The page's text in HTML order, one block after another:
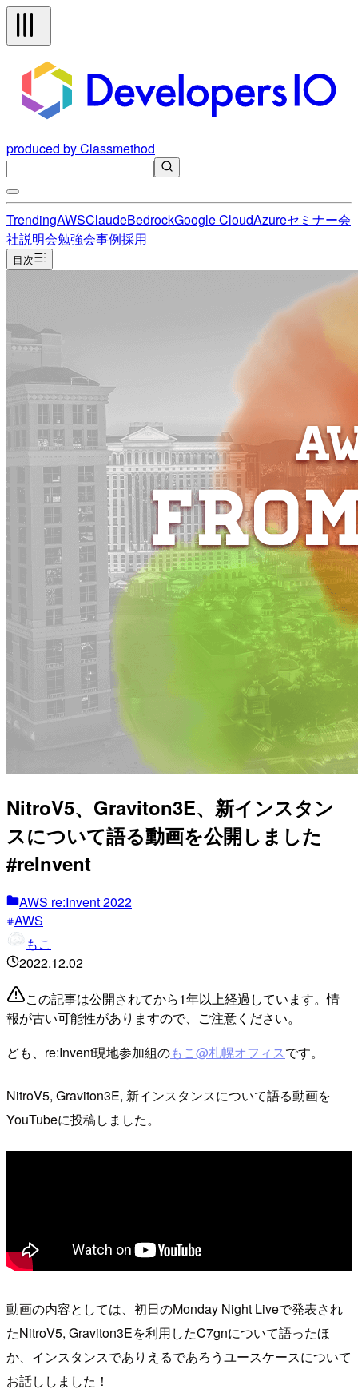
produced by Classmethod
TrendingAWSClaudeBedrockGoogle CloudAzureセミナー会
社説明会勉強会事例採用
目次
NitroV5、Graviton3E、新インスタン
スについて語る動画を公開しました
#reInvent
AWS re:Invent 2022
AWS
もこ
2022.12.02
この記事は公開されてから1年以上経過しています。情
報が古い可能性がありますので、ご注意ください。
ども、re:Invent現地参加組のもこ@札幌オフィスです。
NitroV5, Graviton3E, 新インスタンスについて語る動画を
YouTubeに投稿しました。
動画の内容としては、初日のMonday Night Liveで発表され
たNitroV5, Graviton3Eを利用したC7gnについて語ったほ
か、インスタンスでありえるであろうユースケースについて
お話ししました！